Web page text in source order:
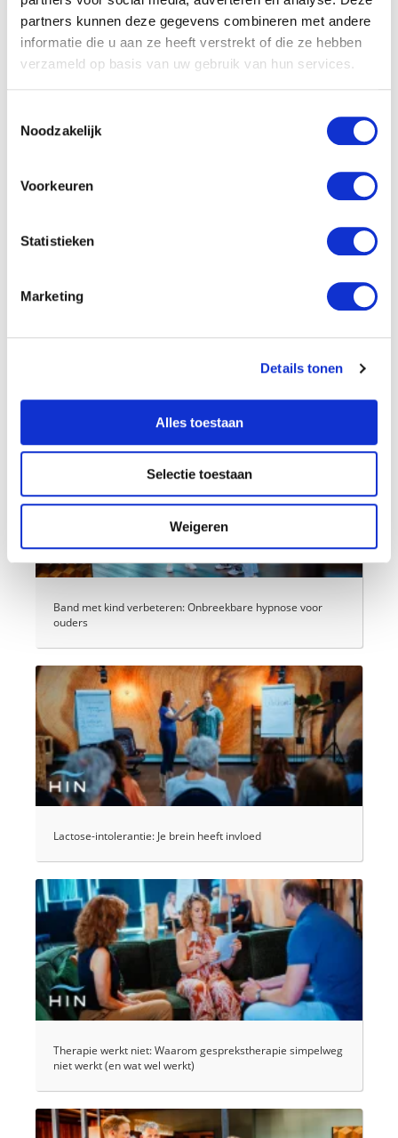
partners kunnen deze gegevens combineren met andere
informatie die u aan ze heeft verstrekt of die ze hebben
verzameld op basis van uw gebruik van hun services.
Noodzakelijk
Voorkeuren
Statistieken
Marketing
Details tonen
Alles toestaan
Selectie toestaan
Weigeren
Edwin Selij is eigenaar en oprichter van
Hypnose Instituut Nederland en geeft
trainingen in Hypnose. Hij is auteur van de
boeken 'Je hebt het niet je doet het' en
nummer 1 Hypnose Trainer van Nederland en
hypnotherapie via livestream ging
Band met kind verbeteren: Onbreekbare hypnose voor
ouders
Lactose-intolerantie: Je brein heeft invloed
Therapie werkt niet: Waarom gesprekstherapie simpelweg
niet werkt (en wat wel werkt)